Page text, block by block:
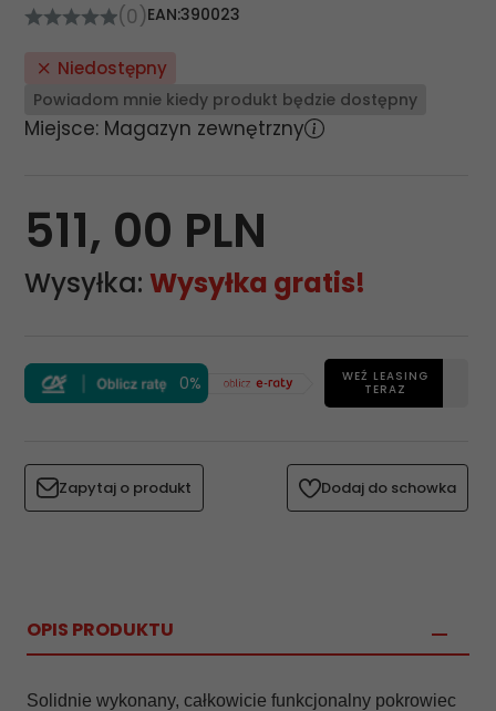
(0)EAN:390023
Niedostępny
Powiadom mnie kiedy produkt będzie dostępny
Miejsce: Magazyn zewnętrzny
511, 00 PLN
Wysyłka: Wysyłka gratis!
0%
WEŹ LEASING
TERAZ
Zapytaj o produkt Dodaj do schowka
OPIS PRODUKTU
Solidnie wykonany, całkowicie funkcjonalny pokrowiec